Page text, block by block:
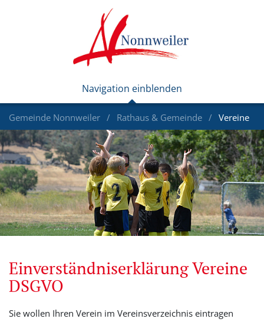
Gemeinde Nonnweiler Rathaus & Gemeinde Vereine
Einverständniserklärung Vereine
DSGVO
Sie wollen Ihren Verein im Vereinsverzeichnis eintragen